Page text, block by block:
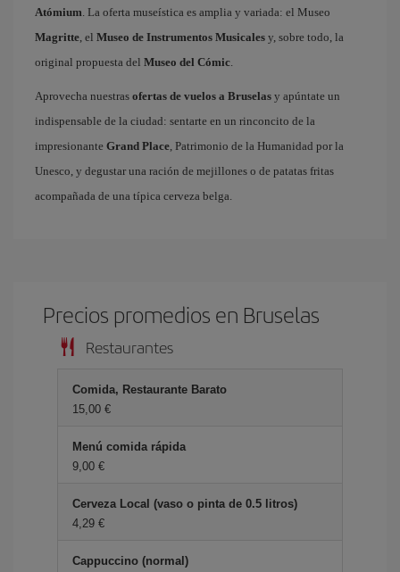
Atómium. La oferta museística es amplia y variada: el Museo
Magritte, el Museo de Instrumentos Musicales y, sobre todo, la
original propuesta del Museo del Cómic.
Aprovecha nuestras ofertas de vuelos a Bruselas y apúntate un
indispensable de la ciudad: sentarte en un rinconcito de la
impresionante Grand Place, Patrimonio de la Humanidad por la
Unesco, y degustar una ración de mejillones o de patatas fritas
acompañada de una típica cerveza belga.
Precios promedios en Bruselas
Restaurantes
Comida, Restaurante Barato
15,00 €
Menú comida rápida
9,00 €
Cerveza Local (vaso o pinta de 0.5 litros)
4,29 €
Cappuccino (normal)